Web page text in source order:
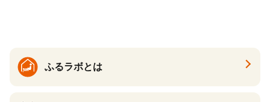
ふるラボとは